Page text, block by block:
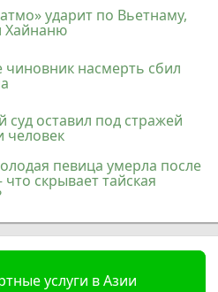
ударит по Вьетнаму,
Хайнаню
чиновник насмерть сбил
суд оставил под стражей
человек
певица умерла после
скрывает тайская
услуги в Азии